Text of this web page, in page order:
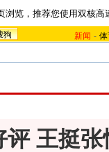
浏览，推荐您使用双核高
狗 新闻 -
评 王挺